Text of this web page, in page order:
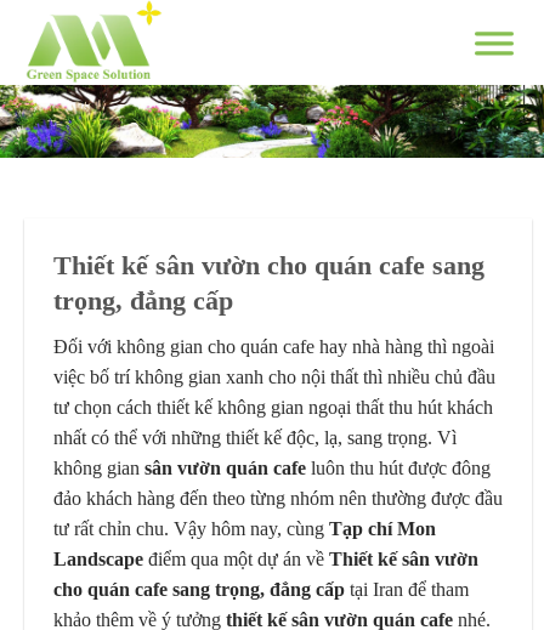
content
Thiết kế sân vườn cho quán cafe sang
trọng, đẳng cấp
Đối với không gian cho quán cafe hay nhà hàng thì ngoài
việc bố trí không gian xanh cho nội thất thì nhiều chủ đầu
tư chọn cách thiết kế không gian ngoại thất thu hút khách
nhất có thể với những thiết kế độc, lạ, sang trọng. Vì
không gian sân vườn quán cafe luôn thu hút được đông
đảo khách hàng đến theo từng nhóm nên thường được đầu
tư rất chỉn chu. Vậy hôm nay, cùng Tạp chí Mon
Landscape điểm qua một dự án về Thiết kế sân vườn
cho quán cafe sang trọng, đẳng cấp tại Iran để tham
khảo thêm về ý tưởng thiết kế sân vườn quán cafe nhé.